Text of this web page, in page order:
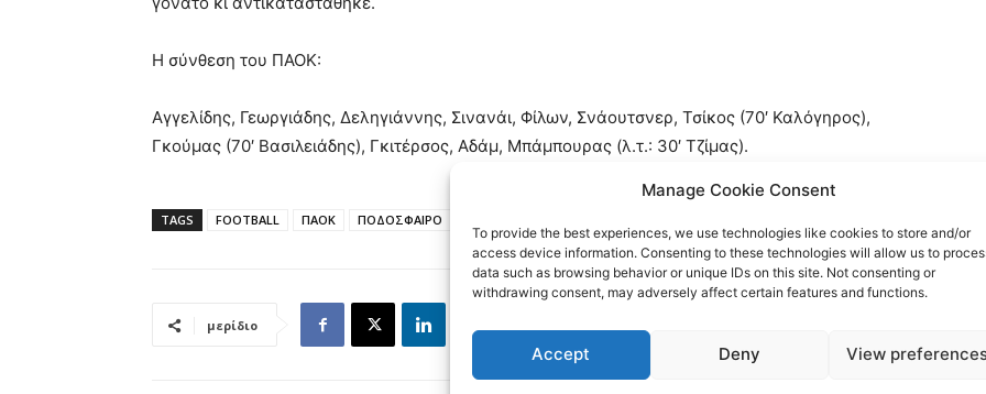
Manage Cookie Consent
To provide the best experiences, we use technologies like cookies to store and/or
access device information. Consenting to these technologies will allow us to
data such as browsing behavior or unique IDs on this site. Not consenting or
withdrawing consent, may adversely affect certain features and functions.
Accept Deny View
Η σύνθεση του ΠΑΟΚ:
Αγγελίδης, Γεωργιάδης, Δεληγιάννης, Σινανάι, Φίλων, Σνάουτσνερ, Τσίκος (70′ Καλόγηρος),
Γκούμας (70′ Βασιλειάδης), Γκιτέρσος, Αδάμ, Μπάμπουρας (λ.τ.: 30′ Τζίμας).
TAGS FOOTBALL ΠΑΟΚ ΠΟΔΟΣΦΑΙΡΟ
μερίδιο